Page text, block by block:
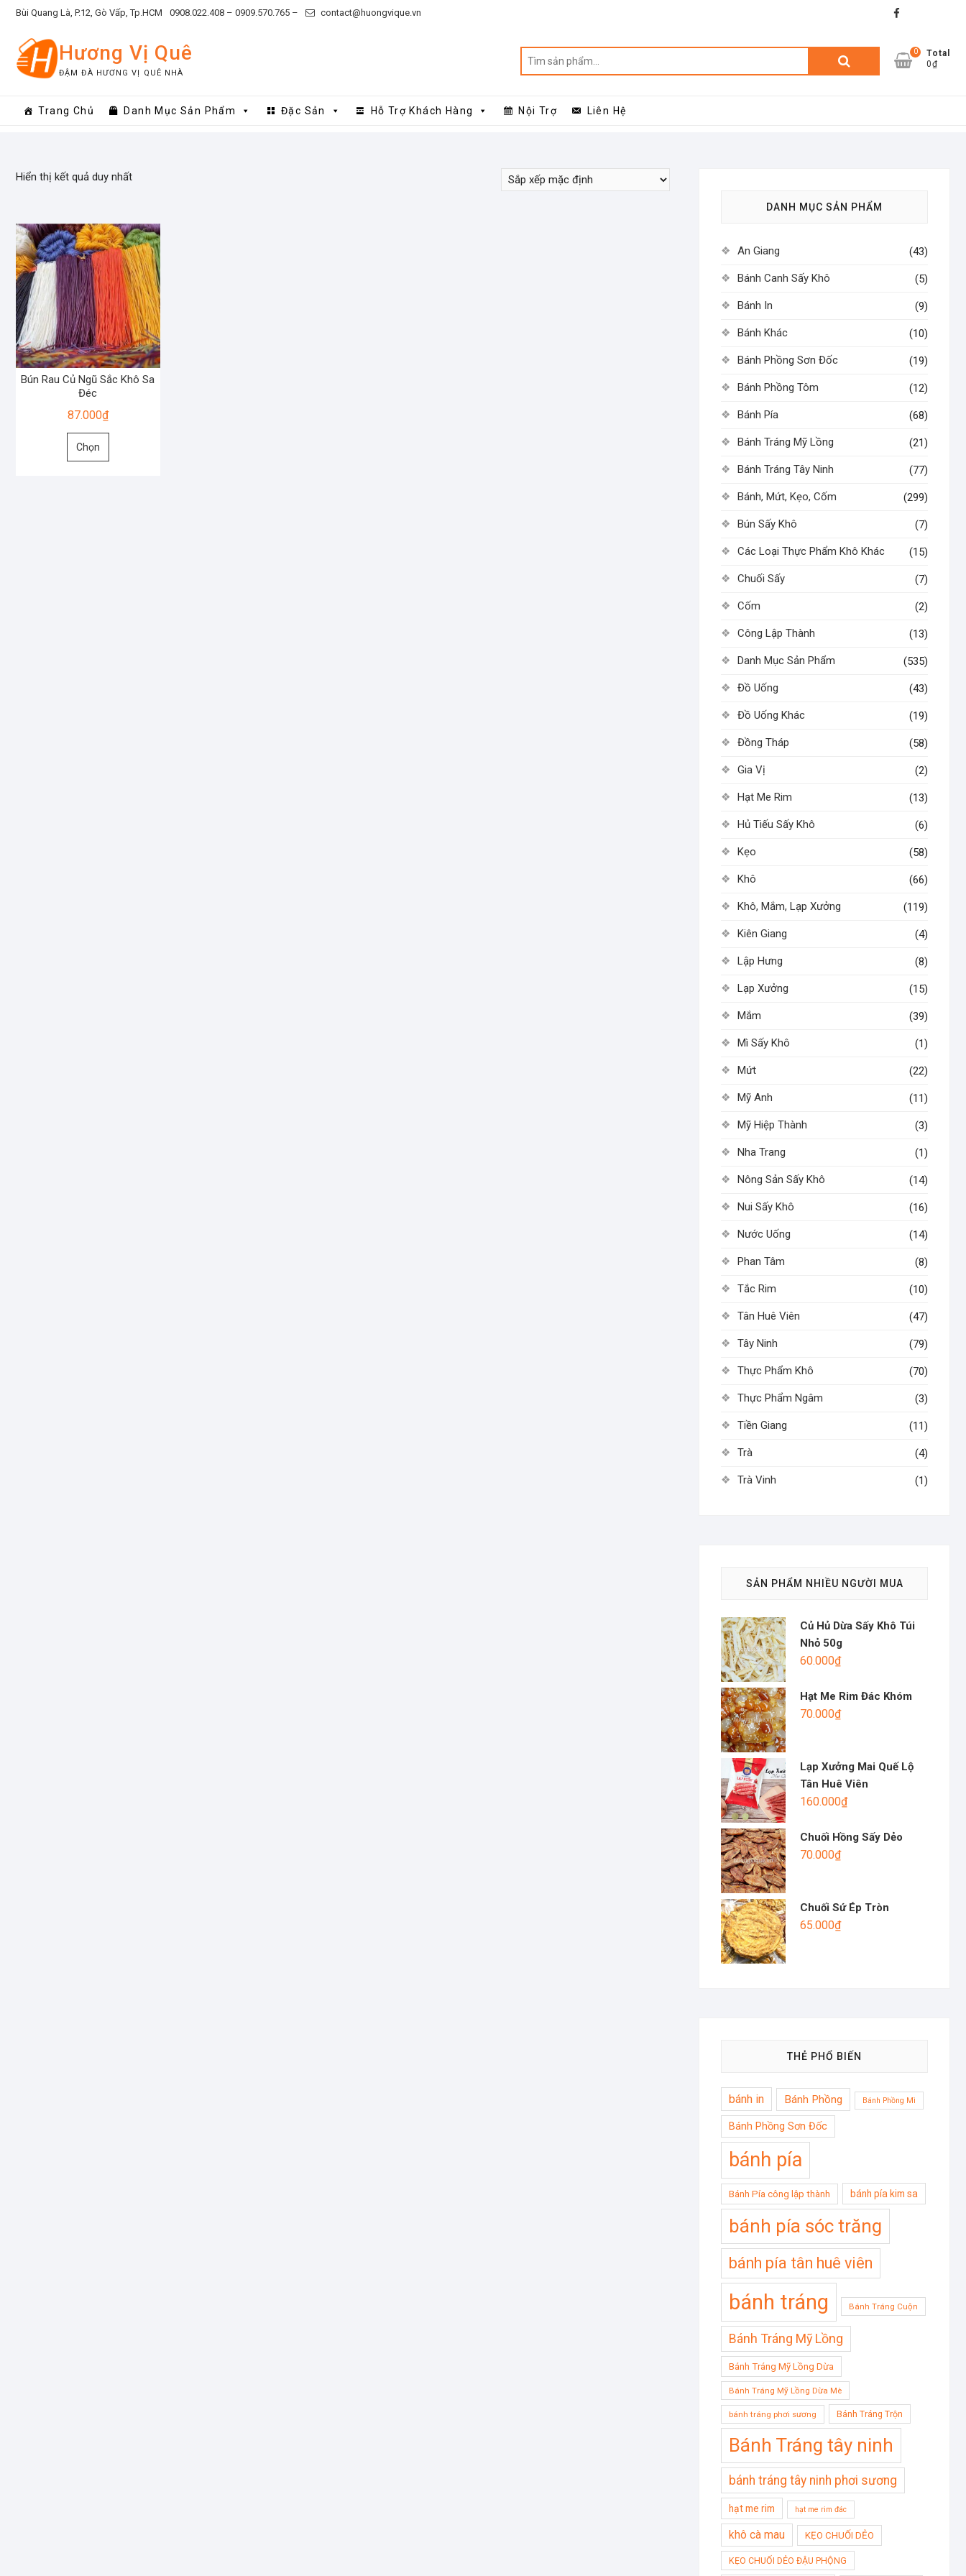
Skip
content
Bùi Quang Là, P.12, Gò Vấp, Tp.HCM 0908.022.408 – 0909.570.765 – contact@huongvique.vn facebook
Hương Vị Quê
ĐẬM ĐÀ HƯƠNG VỊ QUÊ NHÀ
0
Total
0₫
Trang Chủ Danh Mục Sản Phẩm Đặc Sản Hỗ Trợ Khách Hàng Nội Trợ Liên Hệ
Hiển thị kết quả duy nhất
Bún Rau Củ Ngũ Sắc Khô Sa
Đéc
87.000₫
Chọn
Sản
DANH MỤC SẢN PHẨM
An Giang (43)
Bánh Canh Sấy Khô (5)
Bánh In (9)
Bánh Khác (10)
Bánh Phồng Sơn Đốc (19)
Bánh Phồng Tôm (12)
Bánh Pía (68)
Bánh Tráng Mỹ Lồng (21)
Bánh Tráng Tây Ninh (77)
Bánh, Mứt, Kẹo, Cốm (299)
Bún Sấy Khô (7)
Các Loại Thực Phẩm Khô Khác (15)
Chuối Sấy (7)
Cốm (2)
Công Lập Thành (13)
Danh Mục Sản Phẩm (535)
Đồ Uống (43)
Đồ Uống Khác (19)
Đồng Tháp (58)
Gia Vị (2)
Hạt Me Rim (13)
Hủ Tiếu Sấy Khô (6)
Kẹo (58)
Khô (66)
Khô, Mắm, Lạp Xưởng (119)
Kiên Giang (4)
Lập Hưng (8)
Lạp Xưởng (15)
Mắm (39)
Mì Sấy Khô (1)
Mứt (22)
Mỹ Anh (11)
Mỹ Hiệp Thành (3)
Nha Trang (1)
Nông Sản Sấy Khô (14)
Nui Sấy Khô (16)
Nước Uống (14)
Phan Tâm (8)
Tắc Rim (10)
Tân Huê Viên (47)
Tây Ninh (79)
Thực Phẩm Khô (70)
Thực Phẩm Ngâm (3)
Tiền Giang (11)
Trà (4)
Trà Vinh (1)
SẢN PHẨM NHIỀU NGƯỜI MUA
Củ Hủ Dừa Sấy Khô Túi
Nhỏ 50g
60.000₫
Hạt Me Rim Đác Khóm
70.000₫
Lạp Xưởng Mai Quế Lộ
Tân Huê Viên
160.000₫
Chuối Hồng Sấy Dẻo
70.000₫
Chuối Sứ Ép Tròn
65.000₫
THẺ PHỔ BIẾN
bánh in Bánh Phồng Bánh Phồng Mì
Bánh Phồng Sơn Đốc
bánh pía
Bánh Pía công lập thành bánh pía kim sa
bánh pía sóc trăng
bánh pía tân huê viên
bánh tráng Bánh Tráng Cuộn
Bánh Tráng Mỹ Lồng
Bánh Tráng Mỹ Lồng Dừa
Bánh Tráng Mỹ Lồng Dừa Mè
bánh tráng phơi sương Bánh Tráng Trộn
Bánh Tráng tây ninh
bánh tráng tây ninh phơi sương
hạt me rim hạt me rim đác
khô cà mau KẸO CHUỐI DẺO
KẸO CHUỐI DẺO ĐẬU PHỘNG